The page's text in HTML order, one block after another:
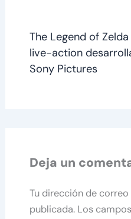
The Legend of
live-action
Sony Pictures
Deja un
Tu dirección de
publicada. Los